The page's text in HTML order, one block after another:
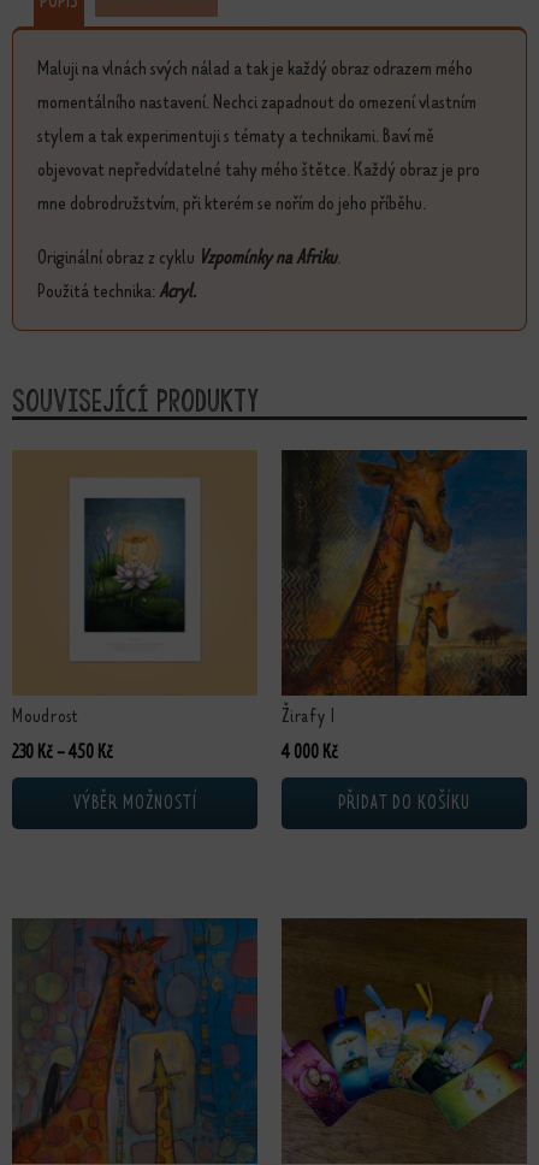
Maluji na vlnách svých nálad a tak je každý obraz odrazem mého
momentálního nastavení. Nechci zapadnout do omezení vlastním
stylem a tak experimentuji s tématy a technikami. Baví mě
objevovat nepředvídatelné tahy mého štětce. Každý obraz je pro
mne dobrodružstvím, při kterém se nořím do jeho příběhu.
Originální obraz z cyklu Vzpomínky na Afriku.
Použitá technika:Acryl.
Související produkty
Moudrost
230 Kč –450 KčRozpětí cen: 230 Kč až 450 Kč
VÝBĚR MOŽNOSTÍ
Tento produkt má více variant. Možnosti lze vybrat na stránce produktu
Žirafy I
4 000 Kč
PŘIDAT DO KOŠÍKU